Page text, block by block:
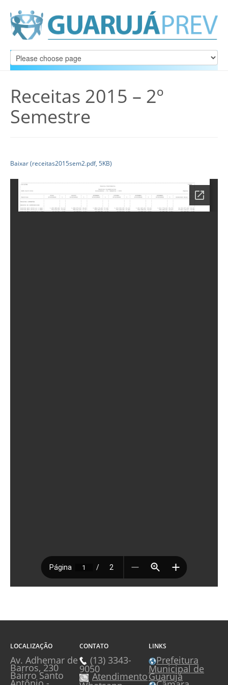
Receitas 2015 – 2º
Semestre
Baixar (receitas2015sem2.pdf, 5KB)
LOCALIZAÇÃO
Av. Adhemar de
Barros, 230
Bairro Santo
CONTATO
(13) 3343-
9050
Atendimento
LINKS
Prefeitura
Municipal de
Guarujá